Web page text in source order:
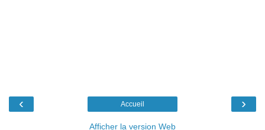
‹ ›
Accueil
Afficher la version Web